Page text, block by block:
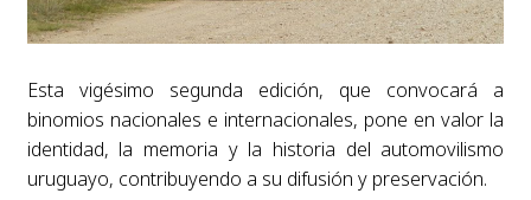
Esta vigésimo segunda edición, que convocará a
binomios nacionales e internacionales, pone en valor la
identidad, la memoria y la historia del automovilismo
uruguayo, contribuyendo a su difusión y preservación.